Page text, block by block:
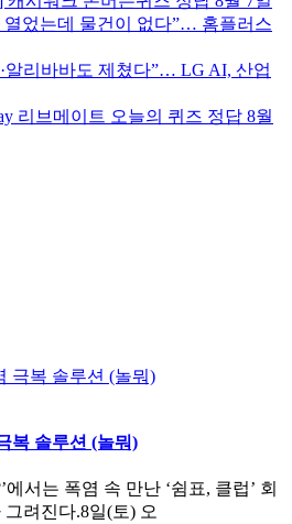
열었는데 물건이 없다”… 홈플러스
알리바바도 제쳤다”… LG AI, 산업
리브메이트 오늘의 퀴즈 정답 8월
복 솔루션 (놀뭐)
에서는 폭염 속 만난 ‘쉼표, 클럽’ 회
려진다.8일(토) 오